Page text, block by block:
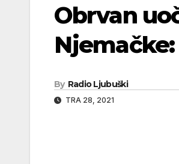
Obrvan
By Radio Ljubuški
TRA 28, 2021